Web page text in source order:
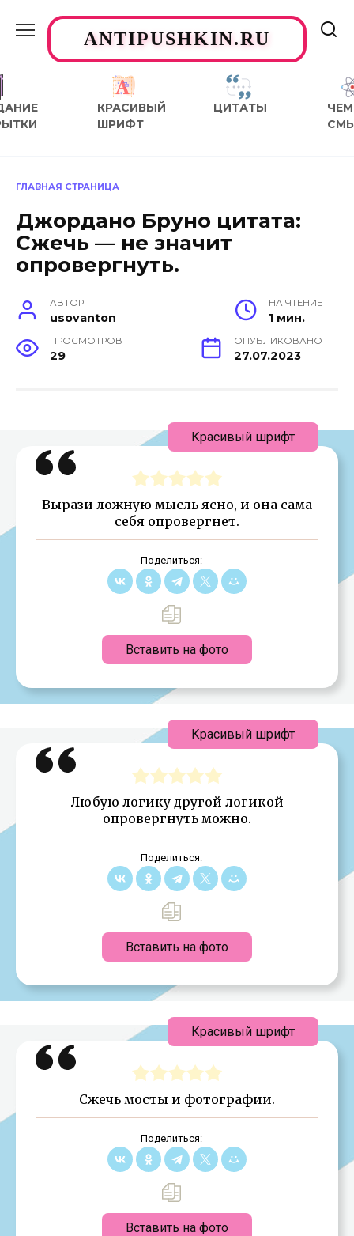
содержаниюANTIPUSHKIN.RU
КРАСИВЫЙ
ШРИФТ
ЦИТАТЫ
ЧЕМ
ГЛАВНАЯ СТРАНИЦА
Джордано Бруно цитата:
Сжечь — не значит
опровергнуть.
АВТОР
usovanton
НА ЧТЕНИЕ
1 мин.
ПРОСМОТРОВ
29
ОПУБЛИКОВАНО
27.07.2023
Вырази ложную мысль ясно, и она сама
себя опровергнет.
Поделиться:
Вставить на фото
Красивый шрифт
Любую логику другой логикой
опровергнуть можно.
Поделиться:
Вставить на фото
Красивый шрифт
Сжечь мосты и фотографии.
Поделиться:
Вставить на фото
Красивый шрифт